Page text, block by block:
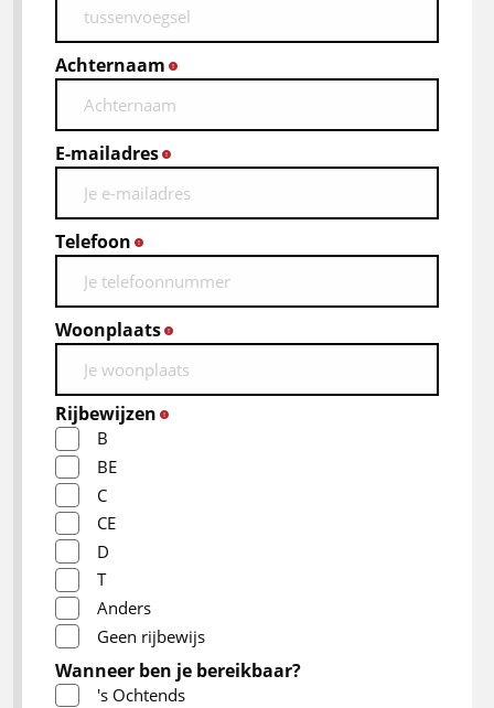
Achternaam
E-mailadres
Telefoon
Woonplaats
Rijbewijzen
B
BE
C
CE
D
T
Anders
Geen rijbewijs
Wanneer ben je bereikbaar?
's Ochtends